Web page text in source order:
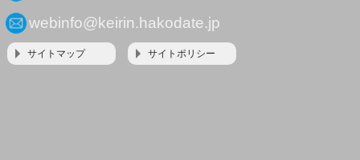
webinfo@keirin.hakodate.jp
サイトマップ サイトポリシー